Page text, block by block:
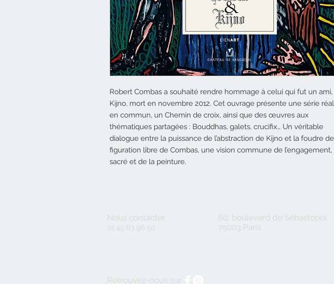
Robert Combas a souhaité rendre hommage à celui qui fut un ami,
Kijno, mort en novembre 2012. Cet ouvrage présente une série
en commun, un Chemin de croix, ainsi que des œuvres aux
thématiques partagées : Bouddhas, galets, crucifix… Un véritable
dialogue entre la puissance de l’abstraction de Kijno et la foudre
figuration libre de Combas, une vision commune de l’engagement,
sacré et de la peinture.
Nous contacter
01 45 63 96 50
60, boulevard de Sébastopol
75003 Paris
Retrouvez-nous sur